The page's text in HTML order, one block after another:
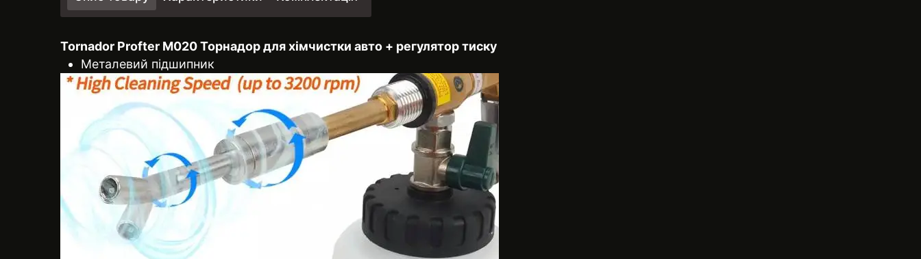
Tornador Profter М020 Торнадор для хімчистки авто + регулятор тиску
Металевий підшипник